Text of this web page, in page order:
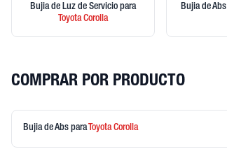
Bujia de Luz de Serviciopara
ToyotaCorolla
Bujia de Abs
COMPRAR POR PRODUCTO
Bujia de Abs para ToyotaCorolla